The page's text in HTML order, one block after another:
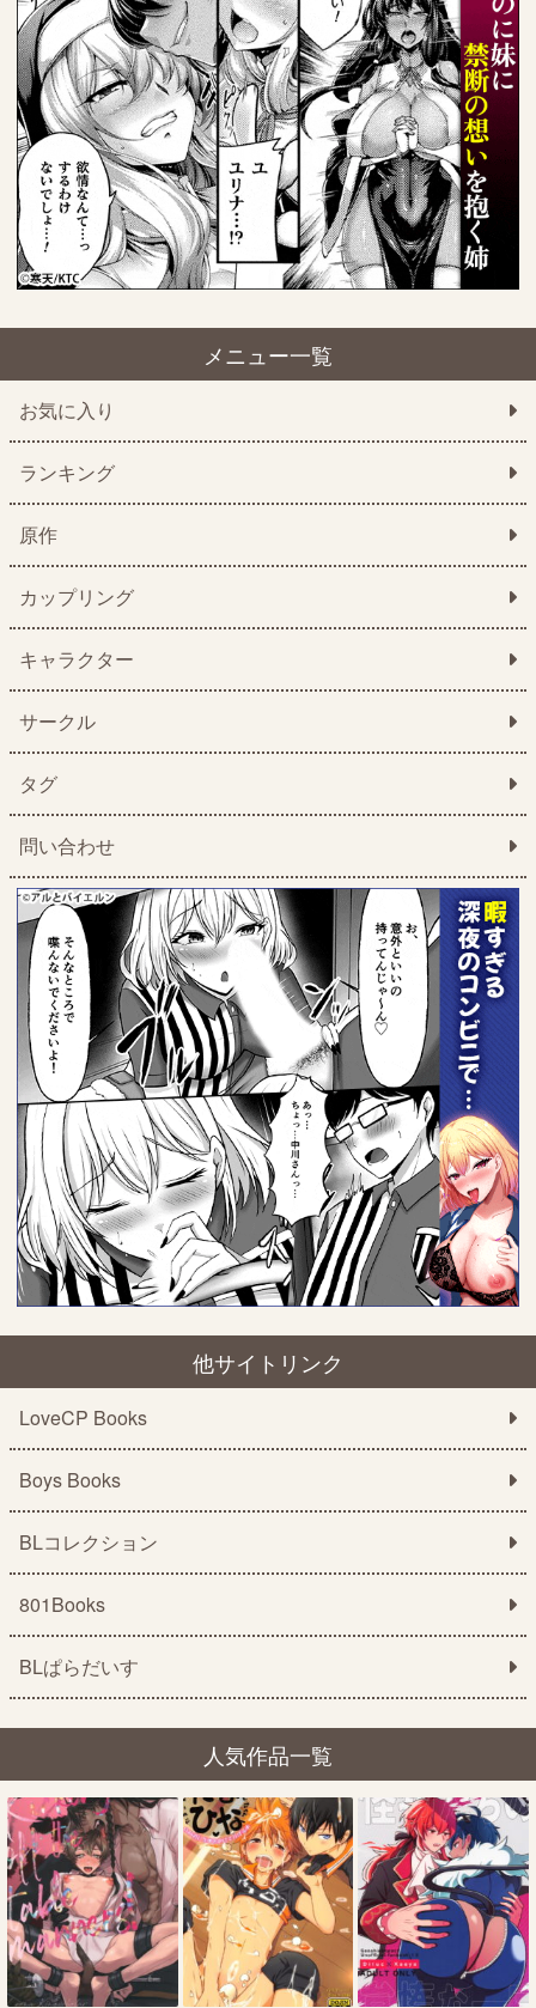
メニュー一覧
お気に入り
ランキング
原作
カップリング
キャラクター
サークル
タグ
問い合わせ
他サイトリンク
LoveCP Books
Boys Books
BLコレクション
801Books
BLぱらだいす
人気作品一覧